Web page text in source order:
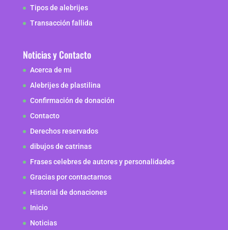
Tipos de alebrijes
Transacción fallida
Noticias y Contacto
Acerca de mi
Alebrijes de plastilina
Confirmación de donación
Contacto
Derechos reservados
dibujos de catrinas
Frases celebres de autores y personalidades
Gracias por contactarnos
Historial de donaciones
Inicio
Noticias